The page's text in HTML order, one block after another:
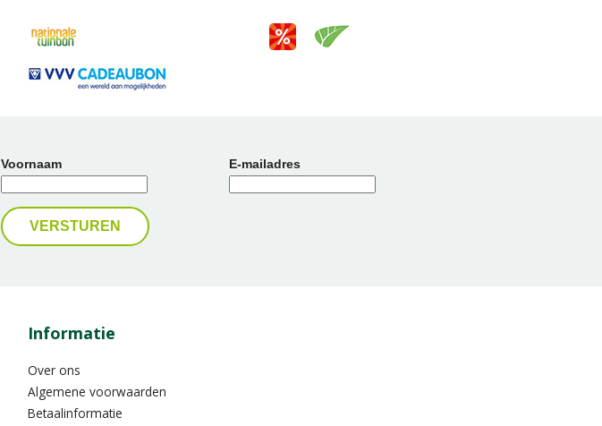
Voornaam E-mailadres
Informatie
Over ons
Algemene voorwaarden
Betaalinformatie